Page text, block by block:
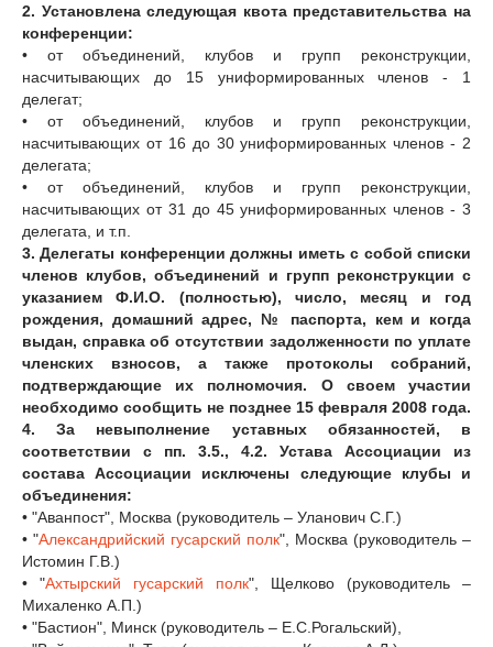
2. Установлена следующая квота представительства на
конференции:
• от объединений, клубов и групп реконструкции,
насчитывающих до 15 униформированных членов - 1
делегат;
• от объединений, клубов и групп реконструкции,
насчитывающих от 16 до 30 униформированных членов - 2
делегата;
• от объединений, клубов и групп реконструкции,
насчитывающих от 31 до 45 униформированных членов - 3
делегата, и т.п.
3. Делегаты конференции должны иметь с собой списки
членов клубов, объединений и групп реконструкции с
указанием Ф.И.О. (полностью), число, месяц и год
рождения, домашний адрес, № паспорта, кем и когда
выдан, справка об отсутствии задолженности по уплате
членских взносов, а также протоколы собраний,
подтверждающие их полномочия. О своем участии
необходимо сообщить не позднее 15 февраля 2008 года.
4. За невыполнение уставных обязанностей, в
соответствии с пп. 3.5., 4.2. Устава Ассоциации из
состава Ассоциации исключены следующие клубы и
объединения:
• "Аванпост", Москва (руководитель – Уланович С.Г.)
• "Александрийский гусарский полк", Москва (руководитель –
Истомин Г.В.)
• "Ахтырский гусарский полк", Щелково (руководитель –
Михаленко А.П.)
• "Бастион", Минск (руководитель – Е.С.Рогальский),